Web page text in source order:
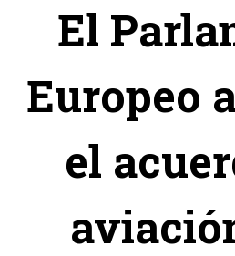
El
Europeo
el